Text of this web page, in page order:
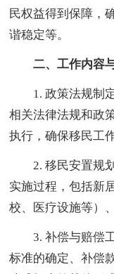
民权益得到保障，
谐稳定等。
二、工作内容
1. 政策法规制定
相关法律法规和政
执行，确保移民工
2. 移民安置规划
实施过程，包括新
校、医疗设施等）
3. 补偿与赔偿工
标准的确定、补偿